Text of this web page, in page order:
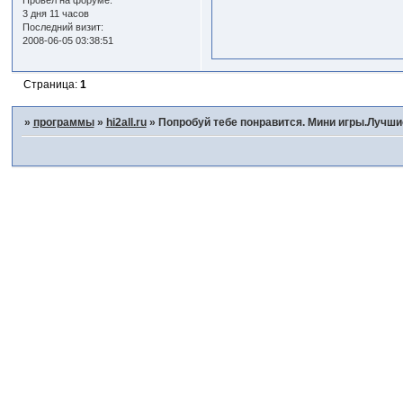
3 дня 11 часов
Последний визит:
2008-06-05 03:38:51
Страница: 1
» программы » hi2all.ru » Попробуй тебе понравится. Мини